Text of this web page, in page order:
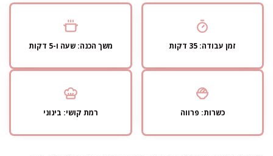
זמן עבודה: 35 דקות משך הכנה: שעה ו-5 דקות
כשרות: פרווה רמת קושי: בינוני